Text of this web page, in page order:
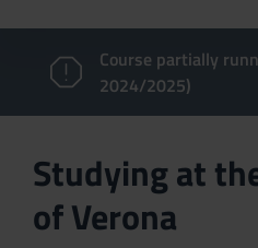
Course partially
2024/2025)
Studying at
of Verona